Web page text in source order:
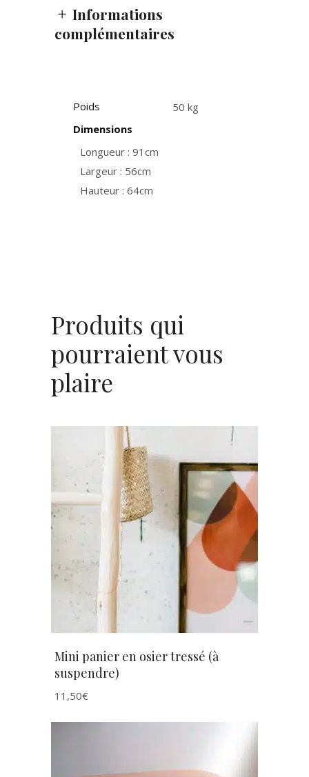
Informations
complémentaires
Poids
50 kg
Dimensions
Longueur : 91cm
Largeur : 56cm
Hauteur : 64cm
Produits qui
pourraient vous
plaire
AJOUTER AU PANIER
Mini panier en osier tressé (à
suspendre)
11,50€